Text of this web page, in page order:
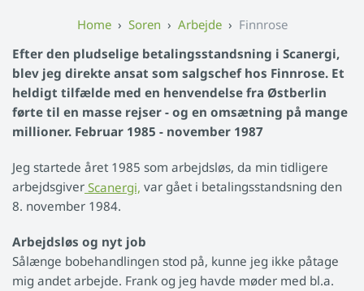
Soren Arbejde
Finnrose
Efter den pludselige betalingsstandsning i Scanergi,
blev jeg direkte ansat som salgschef hos Finnrose. Et
heldigt tilfælde med en henvendelse fra Østberlin
førte til en masse rejser - og en omsætning på mange
millioner. Februar 1985 - november 1987
Jeg startede året 1985 som arbejdsløs, da min tidligere
arbejdsgiver Scanergi, var gået i betalingsstandsning den
8. november 1984.
Arbejdsløs og nyt job
Sålænge bobehandlingen stod på, kunne jeg ikke påtage
mig andet arbejde. Frank og jeg havde møder med bl.a.